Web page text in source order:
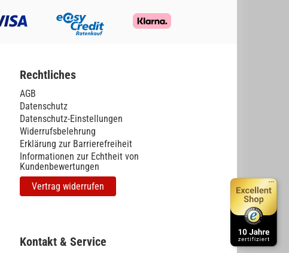
Rechtliches
AGB
Datenschutz
Datenschutz-Einstellungen
Widerrufsbelehrung
Erklärung zur Barrierefreiheit
Informationen zur Echtheit von
Kundenbewertungen
Vertrag widerrufen
Kontakt & Service